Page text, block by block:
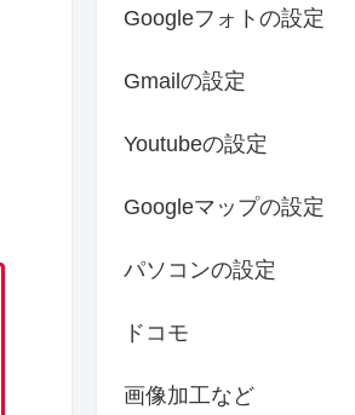
Googleフォトの設定
Gmailの設定
Youtubeの設定
Googleマップの設定
パソコンの設定
ドコモ
画像加工など